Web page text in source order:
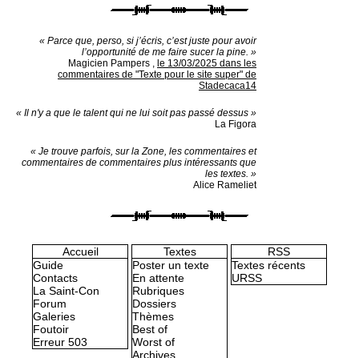
« Parce que, perso, si j’écris, c’est juste pour avoir
l’opportunité de me faire sucer la pine. »
Magicien Pampers , le 13/03/2025 dans les
commentaires de "Texte pour le site super" de
Stadecaca14
« Il n'y a que le talent qui ne lui soit pas passé dessus »
La Figora
« Je trouve parfois, sur la Zone, les commentaires et
commentaires de commentaires plus intéressants que
les textes. »
Alice Rameliet
Accueil
Guide
Contacts
La Saint-Con
Forum
Galeries
Foutoir
Erreur 503
Textes
Poster un texte
En attente
Rubriques
Dossiers
Thèmes
Best of
Worst of
Archives
RSS
Textes récents
URSS